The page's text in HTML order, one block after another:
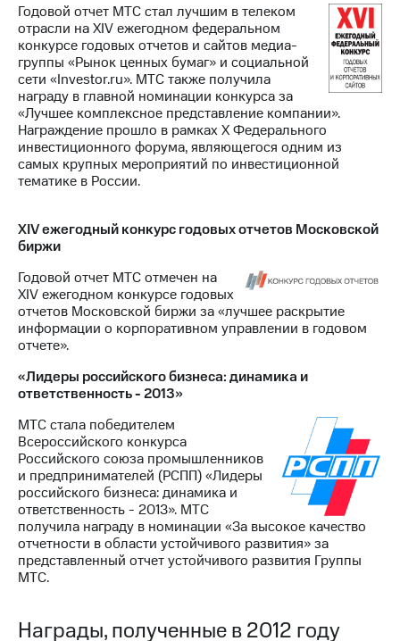
Годовой отчет МТС стал лучшим в телеком
отрасли на XIV ежегодном федеральном
конкурсе годовых отчетов и сайтов медиа-
группы «Рынок ценных бумаг» и социальной
сети «Investor.ru». МТС также получила
награду в главной номинации конкурса за
«Лучшее комплексное представление компании».
Награждение прошло в рамках Х Федерального
инвестиционного форума, являющегося одним из
самых крупных мероприятий по инвестиционной
тематике в России.
XIV ежегодный конкурс годовых отчетов Московской
биржи
Годовой отчет МТС отмечен на
XIV ежегодном конкурсе годовых
отчетов Московской биржи за «лучшее раскрытие
информации о корпоративном управлении в годовом
отчете».
«Лидеры российского бизнеса: динамика и
ответственность - 2013»
МТС стала победителем
Всероссийского конкурса
Российского союза промышленников
и предпринимателей (РСПП) «Лидеры
российского бизнеса: динамика и
ответственность - 2013». МТС
получила награду в номинации «За высокое качество
отчетности в области устойчивого развития» за
представленный отчет устойчивого развития Группы
МТС.
Награды, полученные в 2012 году